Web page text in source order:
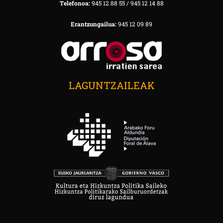
Telefonoa:945 12 88 55 / 945 12 14 88
Erantzungailua:945 12 09 89
LAGUNTZAILEAK